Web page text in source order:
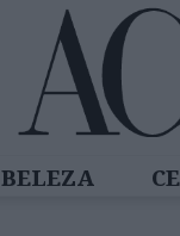
BELEZA